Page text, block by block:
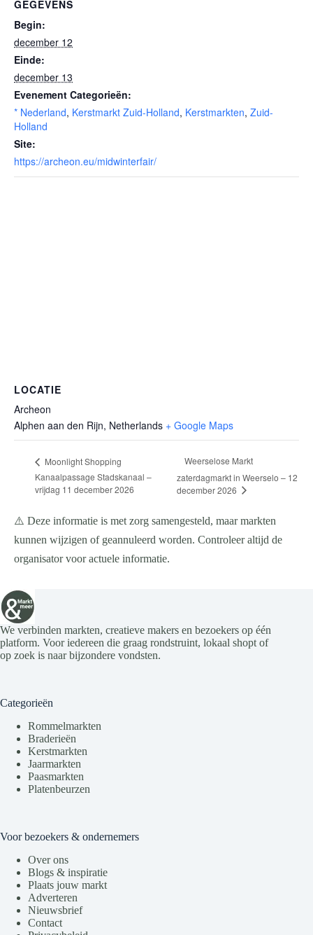
GEGEVENS
Begin:
december 12
Einde:
december 13
Evenement Categorieën:
* Nederland, Kerstmarkt Zuid-Holland, Kerstmarkten, Zuid-
Holland
Site:
https://archeon.eu/midwinterfair/
LOCATIE
Archeon
Alphen aan den Rijn, Netherlands + Google Maps
Moonlight Shopping
Kanaalpassage Stadskanaal –
vrijdag 11 december 2026
Weerselose Markt
zaterdagmarkt in Weerselo – 12
december 2026
⚠️ Deze informatie is met zorg samengesteld, maar markten
kunnen wijzigen of geannuleerd worden. Controleer altijd de
organisator voor actuele informatie.
We verbinden markten, creatieve makers en bezoekers op één
platform. Voor iedereen die graag rondstruint, lokaal shopt of
op zoek is naar bijzondere vondsten.
Categorieën
Rommelmarkten
Braderieën
Kerstmarkten
Jaarmarkten
Paasmarkten
Platenbeurzen
Voor bezoekers & ondernemers
Over ons
Blogs & inspiratie
Plaats jouw markt
Adverteren
Nieuwsbrief
Contact